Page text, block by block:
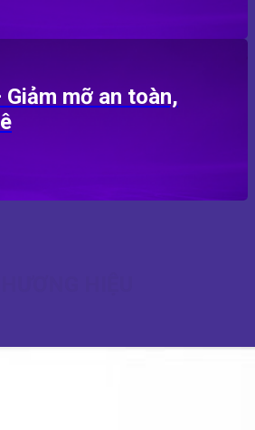
mỡ an toàn,